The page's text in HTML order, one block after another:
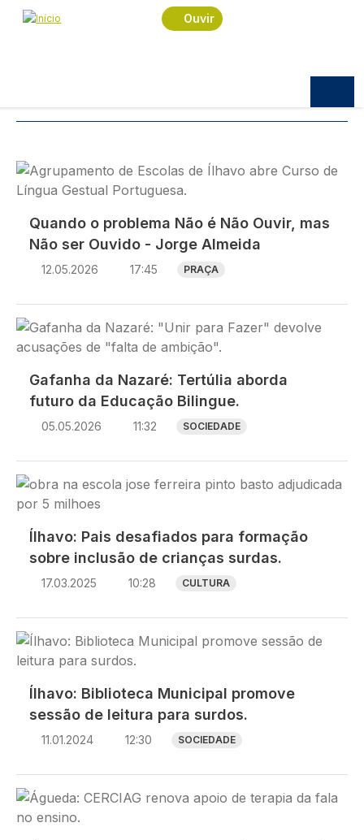
Passar para o conteúdo principal
Ouvir
Navegação estrutural
Início Surdos
Imagem
Quando o problema Não é Não Ouvir, mas
Não ser Ouvido - Jorge Almeida
12.05.2026 17:45 PRAÇA
Imagem
Gafanha da Nazaré: Tertúlia aborda
futuro da Educação Bilingue.
05.05.2026 11:32 SOCIEDADE
Imagem
Ílhavo: Pais desafiados para formação
sobre inclusão de crianças surdas.
17.03.2025 10:28 CULTURA
Imagem
Ílhavo: Biblioteca Municipal promove
sessão de leitura para surdos.
11.01.2024 12:30 SOCIEDADE
Imagem